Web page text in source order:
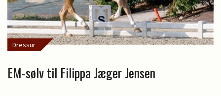
Dressur
EM-sølv til Filippa Jæger Jensen